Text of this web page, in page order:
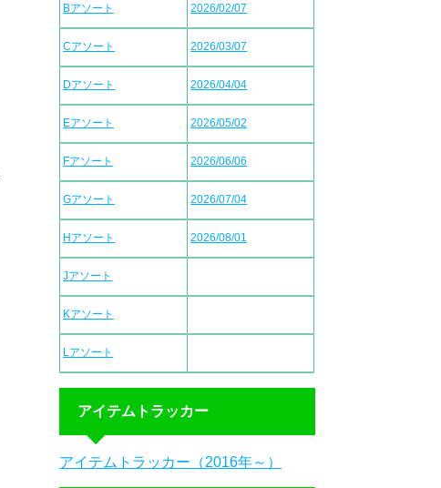
Bアソート 2026/02/07
Cアソート 2026/03/07
Dアソート 2026/04/04
Eアソート 2026/05/02
Fアソート 2026/06/06
Gアソート 2026/07/04
Hアソート 2026/08/01
Jアソート
Kアソート
Lアソート
アイテムトラッカー
アイテムトラッカー（2016年～）